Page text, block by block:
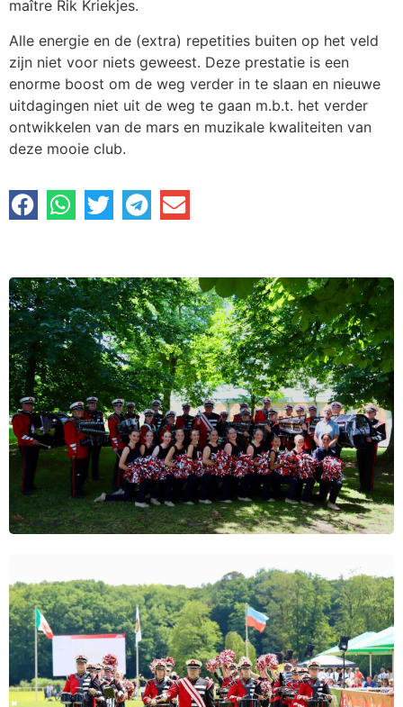
maître Rik Kriekjes.
Alle energie en de (extra) repetities buiten op het veld
zijn niet voor niets geweest. Deze prestatie is een
enorme boost om de weg verder in te slaan en nieuwe
uitdagingen niet uit de weg te gaan m.b.t. het verder
ontwikkelen van de mars en muzikale kwaliteiten van
deze mooie club.